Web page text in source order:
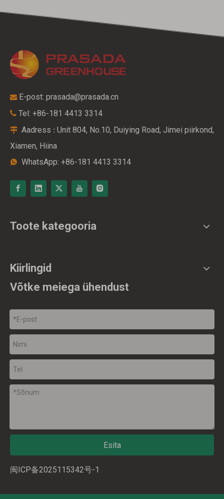
 E-post: prasada@prasada.cn
 Tel: +86-181 4413 3314
 Aadress : Unit 804, No.10, Duiying Road, Jimei piirkond,
Xiamen, Hiina
 WhatsApp: +86-181 4413 3314
Toote kategooria
Kiirlingid
Võtke meiega ühendust
Esita
闽ICP备2025115342号-1